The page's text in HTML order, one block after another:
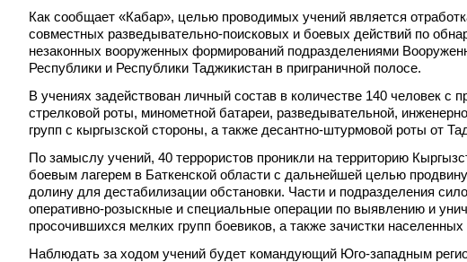
Как сообщает «Кабар», целью проводимых учений является
совместных разведывательно-поисковых и боевых действий по
незаконных вооруженных формирований подразделениями
Республики и Республики Таджикистан в приграничной полосе.
В учениях задействован личный состав в количестве 140 человек с
стрелковой роты, минометной батареи, разведывательной,
групп с кыргызской стороны, а также десантно-штурмовой роты от
По замыслу учений, 40 террористов проникли на территорию
боевым лагерем в Баткенской области с дальнейшей целью
долину для дестабилизации обстановки. Части и подразделения
оперативно-розыскные и специальные операции по выявлению и
просочившихся мелких групп боевиков, а также зачистки населенных
Наблюдать за ходом учений будет командующий Юго-западным